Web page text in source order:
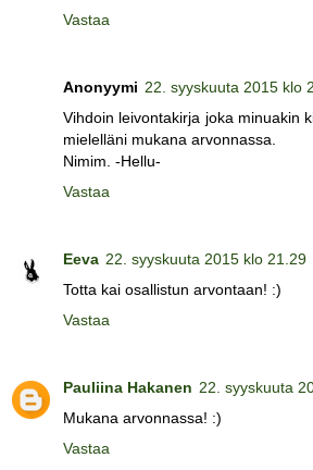
Vastaa
Anonyymi 22. syyskuuta 2015 klo
Vihdoin leivontakirja joka minuakin
mielelläni mukana arvonnassa.
Nimim. -Hellu-
Vastaa
Eeva 22. syyskuuta 2015 klo 21.29
Totta kai osallistun arvontaan! :)
Vastaa
Pauliina Hakanen 22. syyskuuta
Mukana arvonnassa! :)
Vastaa